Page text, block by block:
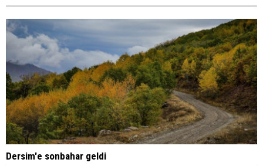
Dersim'e sonbahar geldi